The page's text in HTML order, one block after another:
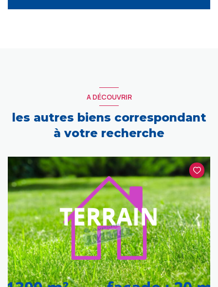
A DÉCOUVRIR
les autres biens correspondant
à votre recherche